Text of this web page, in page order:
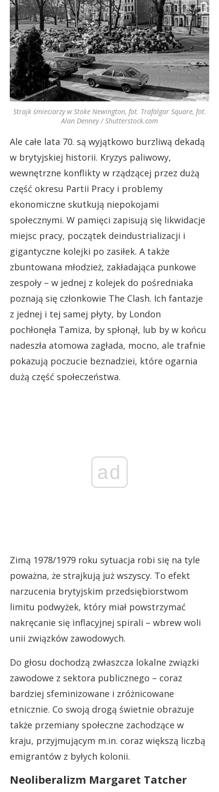
Strajk śmieciarzy w Stoke Newington, fot. Trafalgar Square, fot.
Alan Denney / Shutterstock.com
Ale całe lata 70. są wyjątkowo burzliwą dekadą
w brytyjskiej historii. Kryzys paliwowy,
wewnętrzne konflikty w rządzącej przez dużą
część okresu Partii Pracy i problemy
ekonomiczne skutkują niepokojami
społecznymi. W pamięci zapisują się likwidacje
miejsc pracy, początek deindustrializacji i
gigantyczne kolejki po zasiłek. A także
zbuntowana młodzież, zakładająca punkowe
zespoły – w jednej z kolejek do pośredniaka
poznają się członkowie The Clash. Ich fantazje
z jednej i tej samej płyty, by London
pochłonęła Tamiza, by spłonął, lub by w końcu
nadeszła atomowa zagłada, mocno, ale trafnie
pokazują poczucie beznadziei, które ogarnia
dużą część społeczeństwa.
ad
Zimą 1978/1979 roku sytuacja robi się na tyle
poważna, że strajkują już wszyscy. To efekt
narzucenia brytyjskim przedsiębiorstwom
limitu podwyżek, który miał powstrzymać
nakręcanie się inflacyjnej spirali – wbrew woli
unii związków zawodowych.
Do głosu dochodzą zwłaszcza lokalne związki
zawodowe z sektora publicznego – coraz
bardziej sfeminizowane i zróżnicowane
etnicznie. Co swoją drogą świetnie obrazuje
także przemiany społeczne zachodzące w
kraju, przyjmującym m.in. coraz większą liczbą
emigrantów z byłych kolonii.
Neoliberalizm Margaret Tatcher